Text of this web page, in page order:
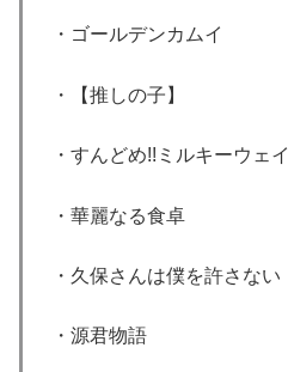
・ゴールデンカムイ
・【推しの子】
・すんどめ!!ミルキーウェイ
・華麗なる食卓
・久保さんは僕を許さない
・源君物語